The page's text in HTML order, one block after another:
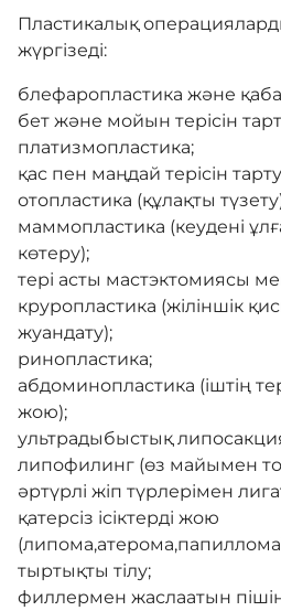
Блог
Бейне галерея
Сатып алу
COVID-19
Комплаенс
Адалдық алаңы
Нашар
арналған нұсқа
Пластикалық
жүргізеді:
блефаропластика және
бет және мойын терісін
платизмопластика;
қас пен маңдай терісін
отопластика (құлақты
маммопластика (кеудені
көтеру);
тері асты мастэктомиясы
круропластика (жіліншік
жуандату);
ринопластика;
абдоминопластика (іштің
жою);
ультрадыбыстық
липофилинг (өз майымен
әртүрлі жіп түрлерімен
қатерсіз ісіктерді жою
тыртықты тілу;
филлермен жаслаатын